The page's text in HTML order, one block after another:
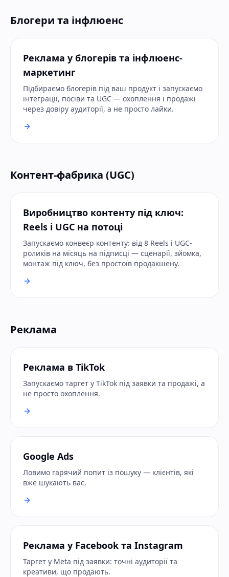
Блогери та інфлюенс
Реклама у блогерів та інфлюенс-
маркетинг
Підбираємо блогерів під ваш продукт і запускаємо
інтеграції, посіви та UGC — охоплення і продажі
через довіру аудиторії, а не просто лайки.
Контент-фабрика (UGC)
Виробництво контенту під ключ:
Reels і UGC на потоці
Запускаємо конвеєр контенту: від 8 Reels і UGC-
роликів на місяць на підписці — сценарії, зйомка,
монтаж під ключ, без простоїв продакшену.
Реклама
Реклама в TikTok
Запускаємо таргет у TikTok під заявки та продажі, а
не просто охоплення.
Google Ads
Ловимо гарячий попит із пошуку — клієнтів, які
вже шукають вас.
Реклама у Facebook та Instagram
Таргет у Meta під заявки: точні аудиторії та
креативи, що продають.